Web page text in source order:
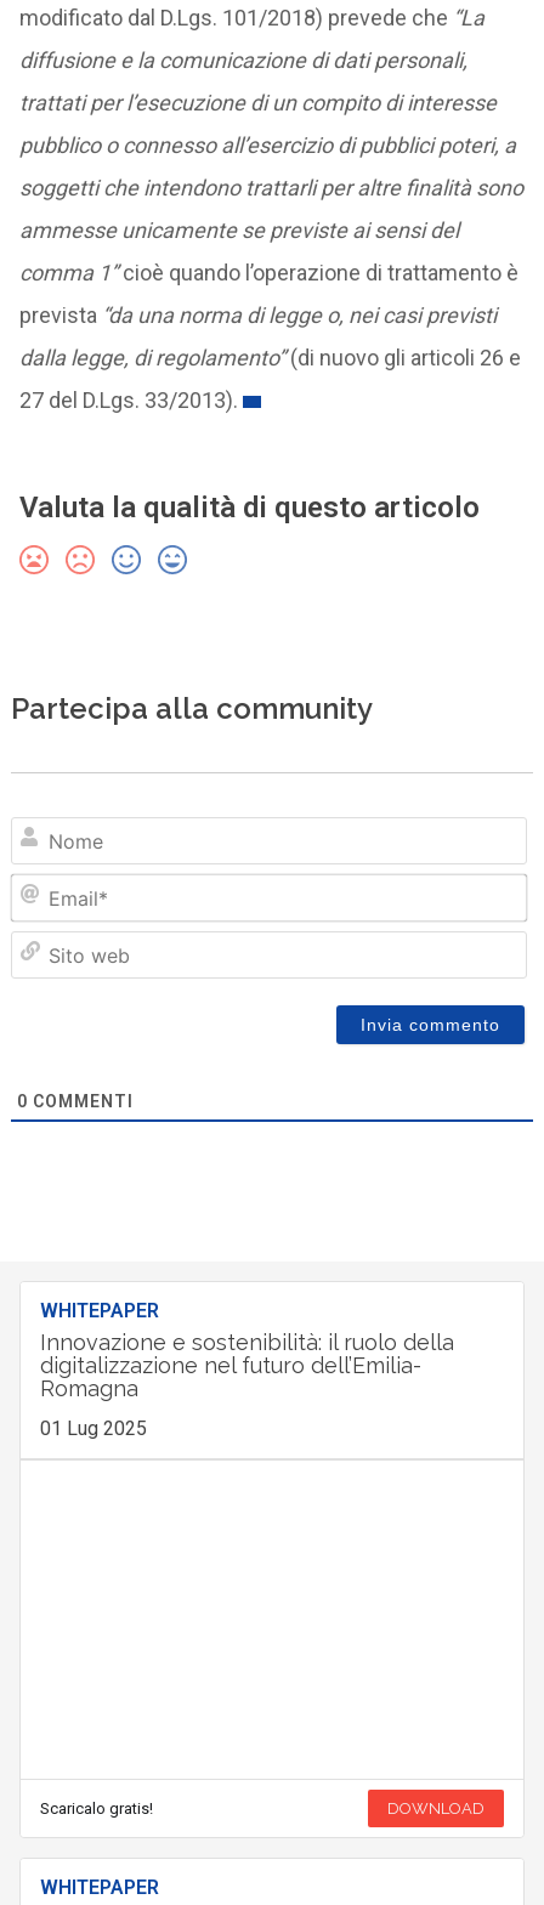
modificato dal D.Lgs. 101/2018) prevede che “La
diffusione e la comunicazione di dati personali,
trattati per l’esecuzione di un compito di interesse
pubblico o connesso all’esercizio di pubblici poteri, a
soggetti che intendono trattarli per altre finalità sono
ammesse unicamente se previste ai sensi del
comma 1”cioè quando l’operazione di trattamento è
prevista “da una norma di legge o, nei casi previsti
dalla legge, di regolamento”(di nuovo gli articoli 26 e
27 del D.Lgs. 33/2013).
Valuta la qualità di questo articolo
Partecipa alla community
0 COMMENTI
WHITEPAPER
Innovazione e sostenibilità: il ruolo della
digitalizzazione nel futuro dell’Emilia-
Romagna
01 Lug 2025
Scaricalo gratis! DOWNLOAD
WHITEPAPER